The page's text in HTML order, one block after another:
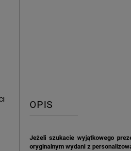
OPIS
Jeżeli szukacie wyjątkowego
oryginalnym wydani z